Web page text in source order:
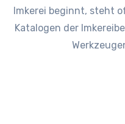
Imkerei beginnt, steht
Katalogen der